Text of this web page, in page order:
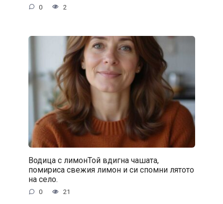
0 2
Водица с лимонТой вдигна чашата,
помириса свежия лимон и си спомни лятото
на село.
0 21